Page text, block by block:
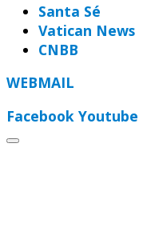
Santa Sé
Vatican News
CNBB
WEBMAIL
Facebook Youtube